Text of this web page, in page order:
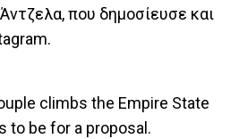
που δημοσίευσε και
climbs the Empire State
to be for a proposal.